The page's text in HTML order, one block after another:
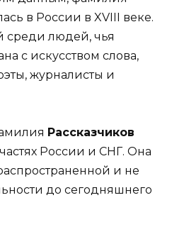
в России в XVIII веке.
среди людей, чья
с искусством слова,
журналисты и
Рассказчиков
России и СНГ. Она
и не
до сегодняшнего